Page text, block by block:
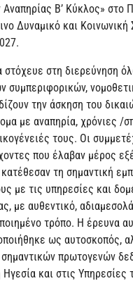
Β’ Κύκλος» στο
Δυναμικό και
στόχευε στη διερεύνηση
συμπεριφορικών,
την άσκηση του
με αναπηρία, χρόνιες /
τους. Οι
που έλαβαν μέρος
τη σημαντική
με τις υπηρεσίες και
με αυθεντικό,
τρόπο. Η έρευνα
ως αυτοσκοπός,
πρωτογενών
Ηγεσία και στις Υπηρεσίες